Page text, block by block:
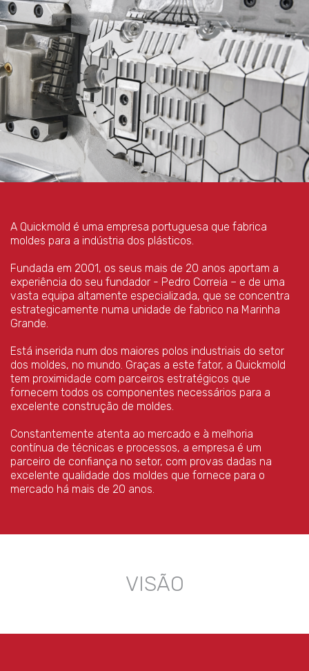
A Quickmold é uma empresa portuguesa que fabrica
moldes para a indústria dos plásticos.
Fundada em 2001, os seus mais de 20 anos aportam a
experiência do seu fundador - Pedro Correia – e de uma
vasta equipa altamente especializada, que se concentra
estrategicamente numa unidade de fabrico na Marinha
Grande.
Está inserida num dos maiores polos industriais do setor
dos moldes, no mundo. Graças a este fator, a Quickmold
tem proximidade com parceiros estratégicos que
fornecem todos os componentes necessários para a
excelente construção de moldes.
Constantemente atenta ao mercado e à melhoria
contínua de técnicas e processos, a empresa é um
parceiro de confiança no setor, com provas dadas na
excelente qualidade dos moldes que fornece para o
mercado há mais de 20 anos.
VISÃO